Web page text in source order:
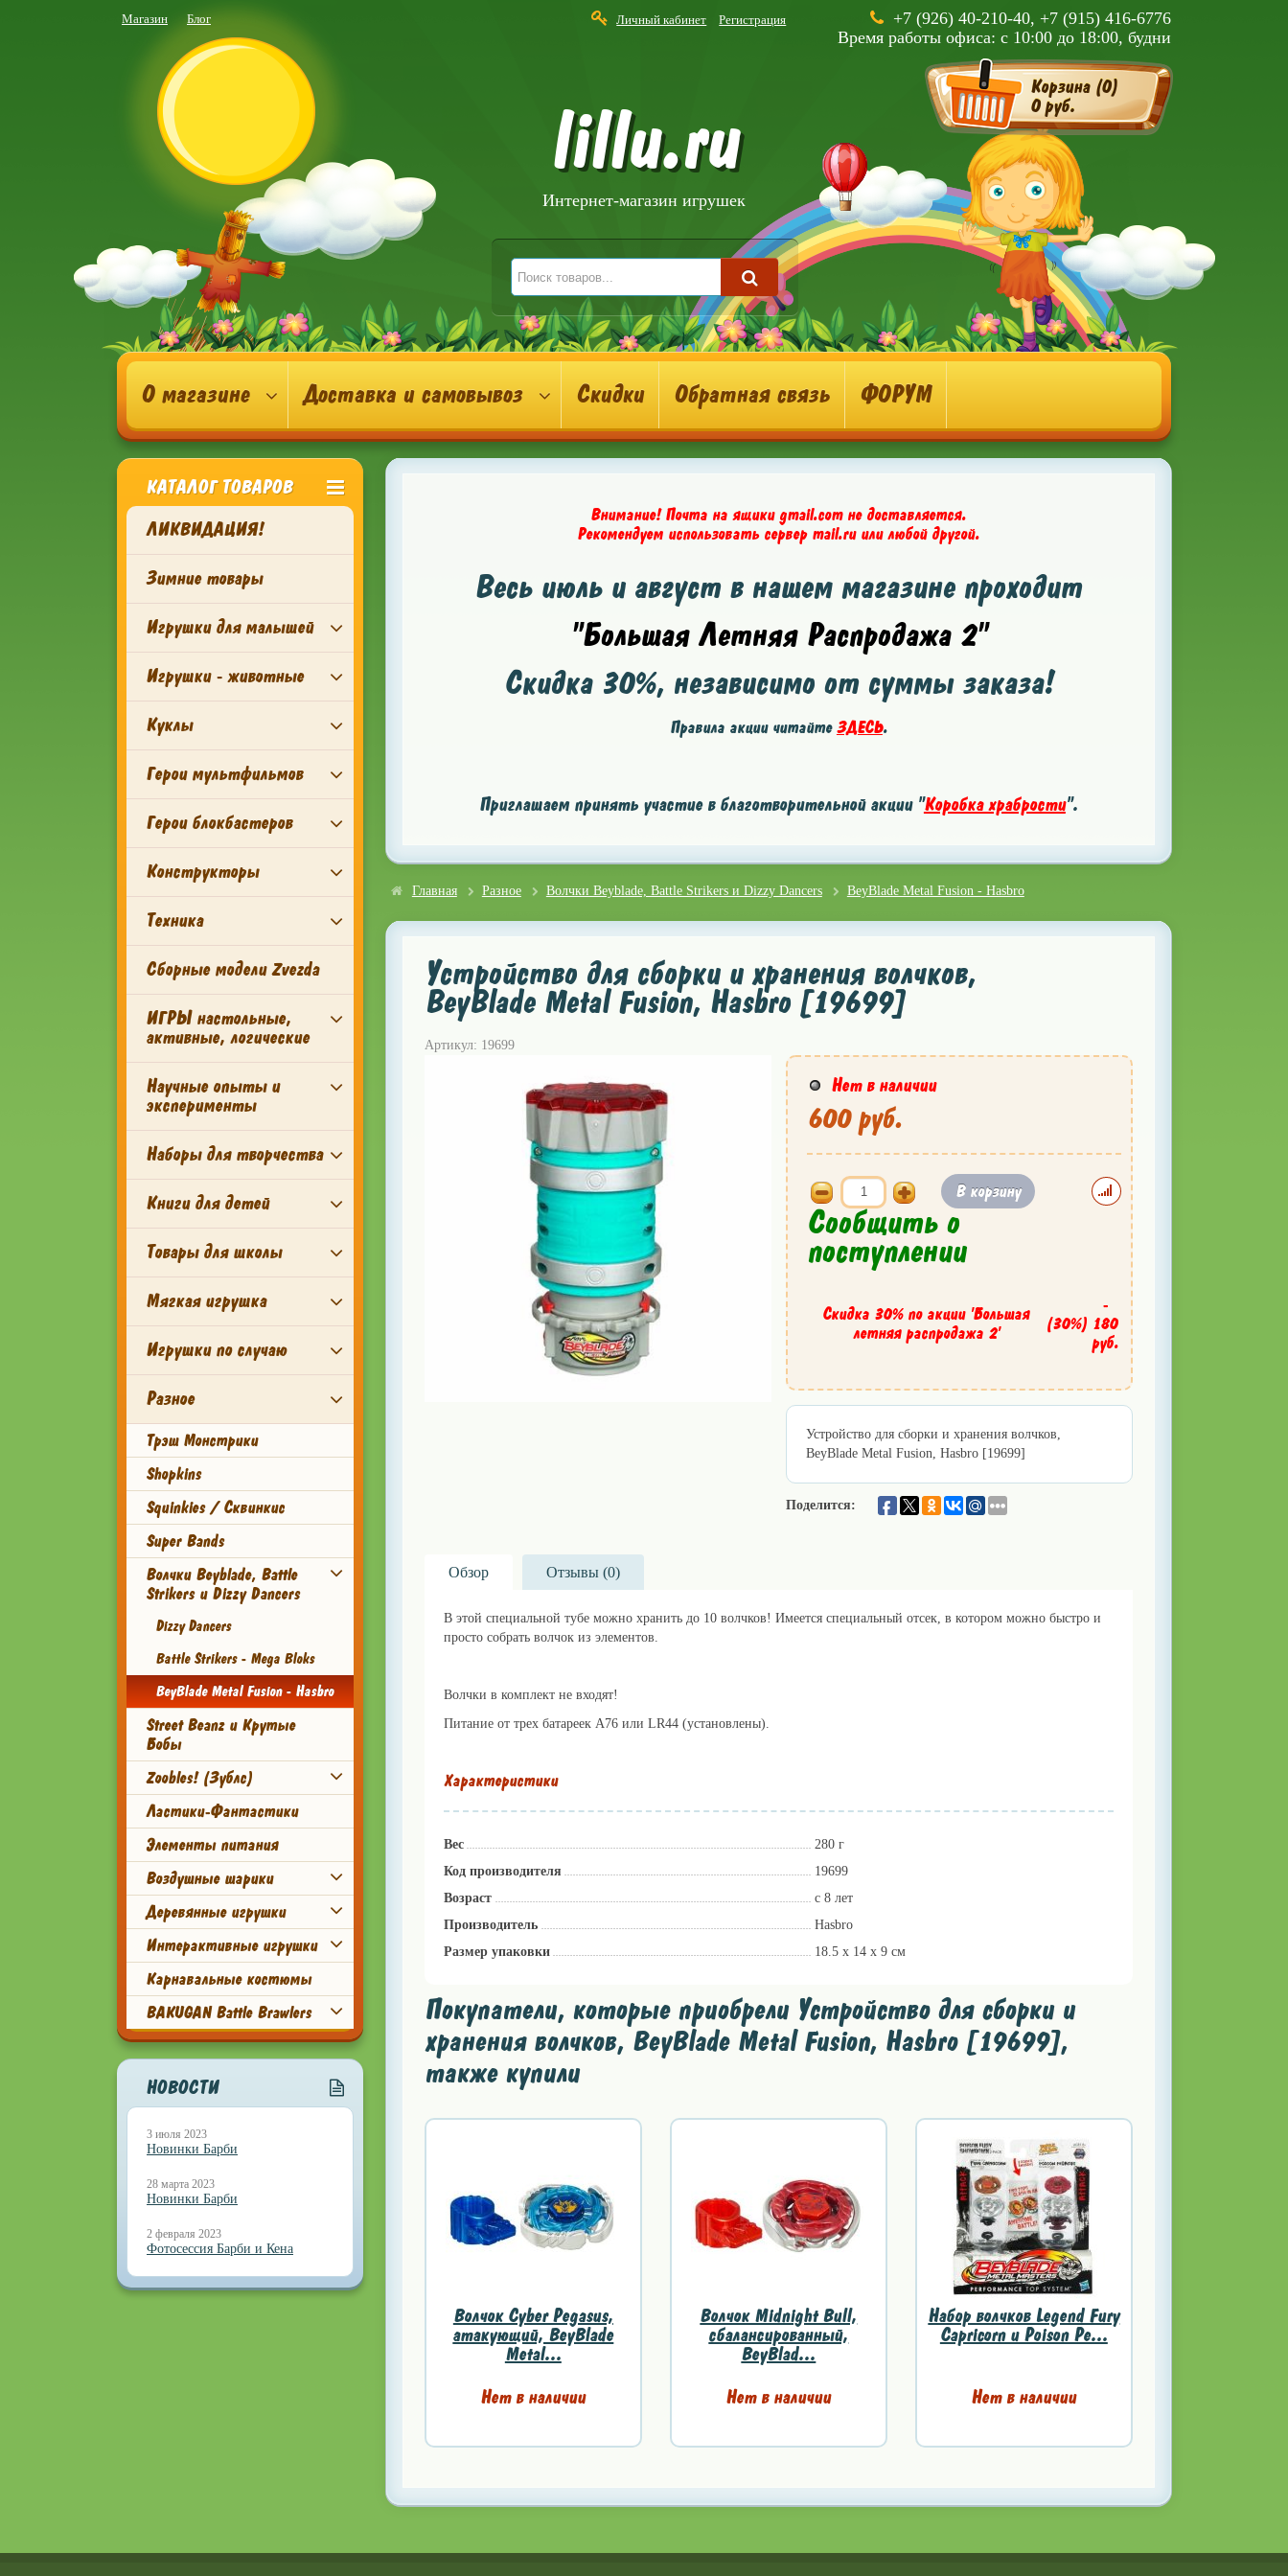
Магазин Блог Личный кабинет Регистрация
+7 (926) 40-210-40, +7 (915) 416-6776
Время работы офиса: с 10:00 до 18:00, будни
lillu.ru
Интернет-магазин игрушек
Корзина (0)
0 руб.
О магазине Доставка и самовывоз Скидки Обратная связь ФОРУМ
КАТАЛОГ ТОВАРОВ
ЛИКВИДАЦИЯ!
Зимние товары
Игрушки для малышей
Игрушки - животные
Куклы
Герои мультфильмов
Герои блокбастеров
Конструкторы
Техника
Сборные модели Zvezda
ИГРЫ настольные,
активные, логические
Научные опыты и
эксперименты
Наборы для творчества
Книги для детей
Товары для школы
Мягкая игрушка
Игрушки по случаю
Разное
Трэш Монстрики
Shopkins
Squinkies / Сквинкис
Super Bands
Волчки Beyblade, Battle
Strikers и Dizzy Dancers
Dizzy Dancers
Battle Strikers - Mega Bloks
BeyBlade Metal Fusion - Hasbro
Street Beanz и Крутые
Бобы
Zoobles! (Зублс)
Ластики-Фантастики
Элементы питания
Воздушные шарики
Деревянные игрушки
Интерактивные игрушки
Карнавальные костюмы
BAKUGAN Battle Brawlers
НОВОСТИ
3 июля 2023
Новинки Барби
28 марта 2023
Новинки Барби
2 февраля 2023
Фотосессия Барби и Кена
Внимание! Почта на ящики gmail.com не доставляется.
Рекомендуем использовать сервер mail.ru или любой другой.
Весь июль и август в нашем магазине проходит
"Большая Летняя Распродажа 2"
Скидка 30%, независимо от суммы заказа!
Правила акции читайтеЗДЕСЬ.
Приглашаем принять участие в благотворительной акции "Коробка храбрости".
Главная Разное Волчки Beyblade, Battle Strikers и Dizzy Dancers BeyBlade Metal Fusion - Hasbro
Устройство для сборки и хранения волчков,
BeyBlade Metal Fusion, Hasbro [19699]
Артикул: 19699
Нет в наличии
600 руб.
В корзину
Сообщить о
поступлении
Скидка 30% по акции 'Большая
летняя распродажа 2'
(30%)
-
180
руб.
Устройство для сборки и хранения волчков,
BeyBlade Metal Fusion, Hasbro [19699]
Поделится:
Обзор Отзывы (0)
В этой специальной тубе можно хранить до 10 волчков! Имеется специальный отсек, в котором можно быстро и
просто собрать волчок из элементов.
Волчки в комплект не входят!
Питание от трех батареек A76 или LR44 (установлены).
Характеристики
Вес
280 г
Код производителя
19699
Возраст
с 8 лет
Производитель
Hasbro
Размер упаковки
18.5 x 14 x 9 см
Покупатели, которые приобрели Устройство для сборки и
хранения волчков, BeyBlade Metal Fusion, Hasbro [19699],
также купили
Волчок Cyber Pegasus,
атакующий, BeyBlade
Metal...
Нет в наличии
Волчок Midnight Bull,
сбалансированный,
BeyBlad...
Нет в наличии
Набор волчков Legend Fury
Capricorn и Poison Pe...
Нет в наличии